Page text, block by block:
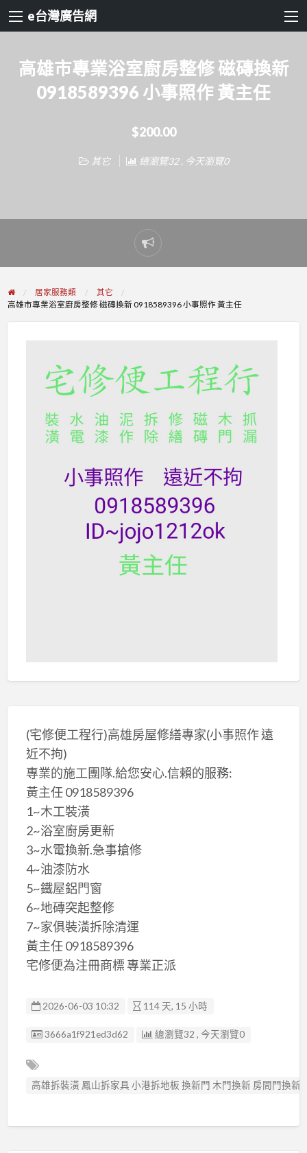
e台灣廣告網
高雄市專業浴室廚房整修 磁磚換新
0918589396 小事照作 黃主任
$200.00
其它 總瀏覽32 , 今天瀏覽0
Report
problem
居家服務類
其它
高雄市專業浴室廚房整修 磁磚換新 0918589396 小事照作 黃主任
(宅修便工程行)高雄房屋修繕專家(小事照作 遠
近不拘)
專業的施工團隊.給您安心.信賴的服務:
黃主任 0918589396
1~木工裝潢
2~浴室廚房更新
3~水電換新.急事搶修
4~油漆防水
5~鐵屋鋁門窗
6~地磚突起整修
7~家俱裝潢拆除清運
黃主任 0918589396
宅修便為注冊商標 專業正派
2026-06-03 10:32 114 天, 15 小時
廣告编號
3666a1f921ed3d62 總瀏覽32 , 今天瀏覽0
高雄拆裝潢 鳳山拆家具 小港拆地板 換新門 木門換新 房間門換新